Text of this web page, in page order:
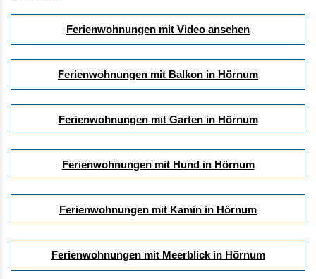
Ferienwohnungen mit Video ansehen
Ferienwohnungen mit Balkon in Hörnum
Ferienwohnungen mit Garten in Hörnum
Ferienwohnungen mit Hund in Hörnum
Ferienwohnungen mit Kamin in Hörnum
Ferienwohnungen mit Meerblick in Hörnum